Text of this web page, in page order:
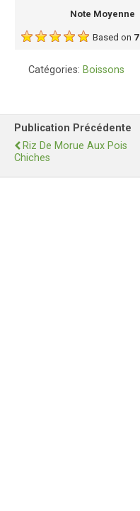
Note Moyenne
Based on 7
Catégories: Boissons
Publication Précédente
Riz De Morue Aux Pois
Chiches